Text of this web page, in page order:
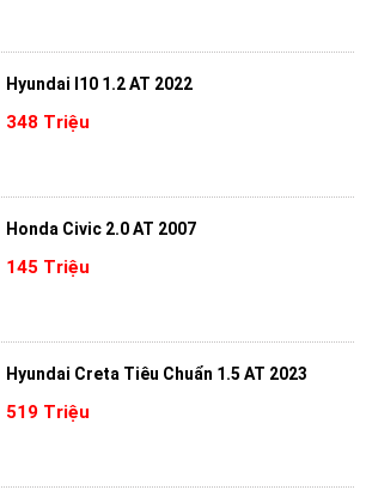
Hyundai I10 1.2 AT 2022
348 Triệu
Honda Civic 2.0 AT 2007
145 Triệu
Hyundai Creta Tiêu Chuẩn 1.5 AT 2023
519 Triệu